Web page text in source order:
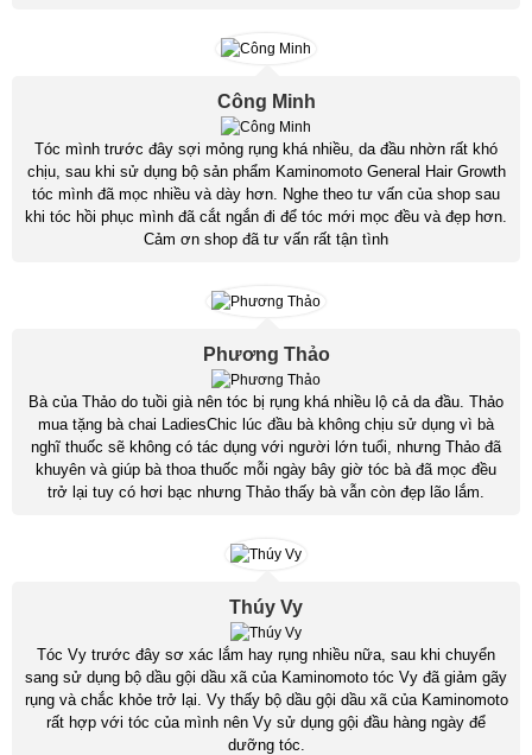
Công Minh
Tóc mình trước đây sợi mỏng rụng khá nhiều, da đầu nhờn rất khó
chịu, sau khi sử dụng bộ sản phẩm Kaminomoto General Hair Growth
tóc mình đã mọc nhiều và dày hơn. Nghe theo tư vấn của shop sau
khi tóc hồi phục mình đã cắt ngắn đi để tóc mới mọc đều và đẹp hơn.
Cảm ơn shop đã tư vấn rất tận tình
Phương Thảo
Bà của Thảo do tuồi già nên tóc bị rụng khá nhiều lộ cả da đầu. Thảo
mua tặng bà chai LadiesChic lúc đầu bà không chịu sử dụng vì bà
nghĩ thuốc sẽ không có tác dụng với người lớn tuổi, nhưng Thảo đã
khuyên và giúp bà thoa thuốc mỗi ngày bây giờ tóc bà đã mọc đều
trở lại tuy có hơi bạc nhưng Thảo thấy bà vẫn còn đẹp lão lắm.
Thúy Vy
Tóc Vy trước đây sơ xác lắm hay rụng nhiều nữa, sau khi chuyển
sang sử dụng bộ dầu gội dầu xã của Kaminomoto tóc Vy đã giảm gãy
rụng và chắc khỏe trở lại. Vy thấy bộ dầu gội dầu xã của Kaminomoto
rất hợp với tóc của mình nên Vy sử dụng gội đầu hàng ngày để
dưỡng tóc.